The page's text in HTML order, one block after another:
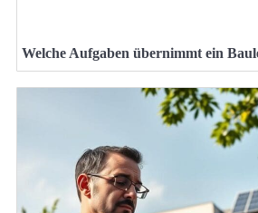
Welche Aufgaben übernimmt ein